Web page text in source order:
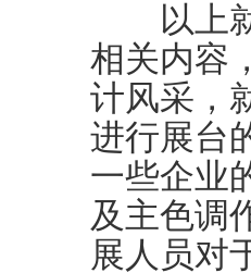
以上就
相关内容
计风采，
进行展台
一些企业
及主色调
展人员对